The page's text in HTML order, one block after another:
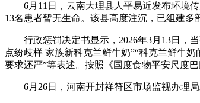
6月11日，云南大理县人平易近发布环境传
13名患者暂无生命。该县高度注沉，已组建多
行政惩罚决定书显示，2026年3月13日，当
点纷歧样 家族新科克兰鲜牛奶”“科克兰鲜牛
要求还严”等表述。按照《国度食物平安尺度
6月26日，河南开封祥符区市场监视办理局